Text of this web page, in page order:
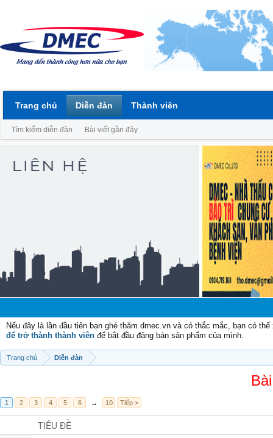
Nếu đây là lần đầu tiên bạn ghé thăm dmec.vn và có thắc mắc, bạn có
để trở thành thành viên để bắt đầu đăng bán sản phẩm của mình.
Trang chủ Diễn đàn
1 2 3 4 5 6 → 10 Tiếp >
TIÊU ĐỀ
Trang chủ Diễn đàn
Tìm kiếm diễn đàn Bài viết gần đây
Thành viên